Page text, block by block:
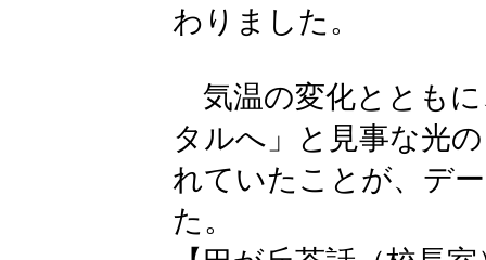
わりました。
気温の変化ととも
タルへ」と見事な光
れていたことが、デ
た。